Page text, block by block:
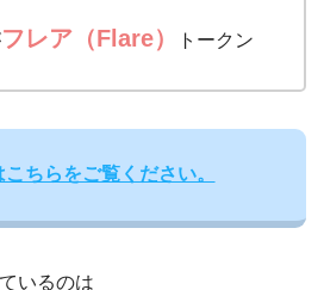
フレア（Flare） トークン
ちらをご覧ください。
いるのは